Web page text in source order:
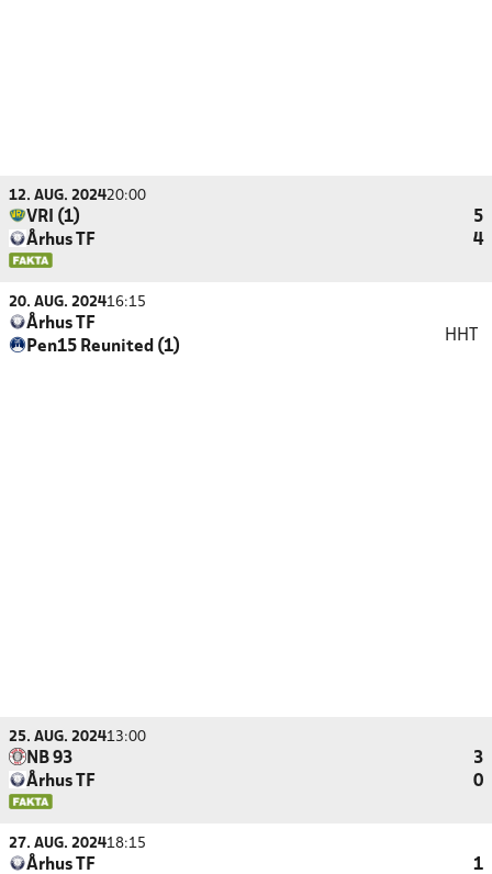
12. AUG. 202420:00
VRI (1)
5
Århus TF
4
20. AUG. 202416:15
Århus TF
Pen15 Reunited (1)
HHT
25. AUG. 202413:00
NB 93
3
Århus TF
0
27. AUG. 202418:15
Århus TF
1